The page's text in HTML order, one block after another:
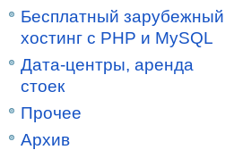
Бесплатный зарубежный
хостинг с PHP и MySQL
Дата-центры, аренда
стоек
Прочее
Архив